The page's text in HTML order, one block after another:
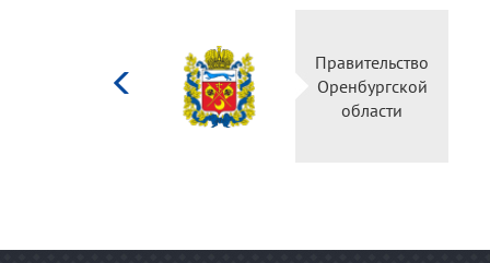
Российской
Правительство
Оренбургской
области